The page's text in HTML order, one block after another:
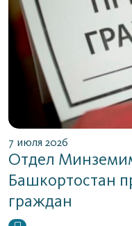
7 июля 2026
Отдел
Башкортостан
граждан